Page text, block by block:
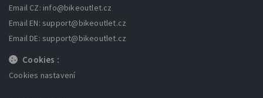
Email CZ: info@bikeoutlet.cz
Email EN: support@bikeoutlet.cz
Email DE: support@bikeoutlet.cz
Cookies :
Cookies nastavení